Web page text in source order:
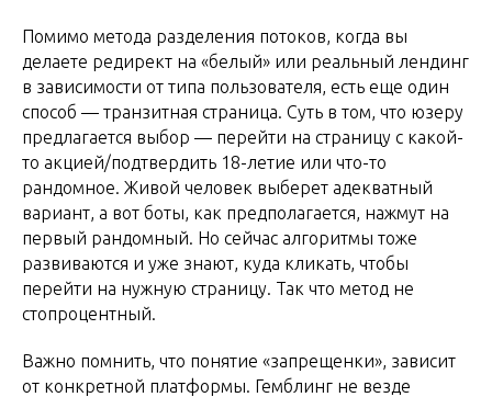
Помимо метода разделения потоков, когда вы
делаете редирект на «белый» или реальный лендинг
в зависимости от типа пользователя, есть еще один
способ — транзитная страница. Суть в том, что юзеру
предлагается выбор — перейти на страницу с какой-
то акцией/подтвердить 18-летие или что-то
рандомное. Живой человек выберет адекватный
вариант, а вот боты, как предполагается, нажмут на
первый рандомный. Но сейчас алгоритмы тоже
развиваются и уже знают, куда кликать, чтобы
перейти на нужную страницу. Так что метод не
стопроцентный.
Важно помнить, что понятие «запрещенки», зависит
от конкретной платформы. Гемблинг не везде